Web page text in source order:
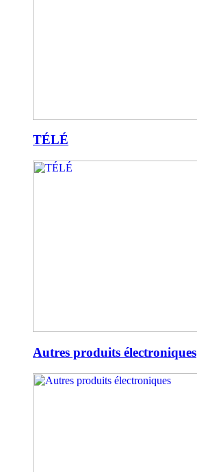
TÉLÉ
Autres produits électroniques